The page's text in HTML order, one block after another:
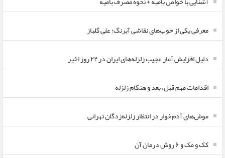
معرفی یکی از خوب‌های نقاشی آبرنگ؛ علی گلباز
دلیل افزایش آمار عجیب زلزله‌های ایران در ۲۲ روز اخیر
اقدامات مهم قبل، بعد و هنگام زلزله
موش‌های آدم‌خوار در انتظار زلزله‌زدگان تهرانی
کک و مک و ۶ روش درمان آن